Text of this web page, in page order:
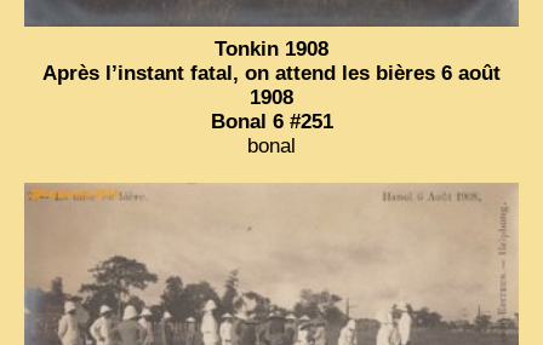
Tonkin 1908
Après l’instant fatal, on attend les bières 6 août
1908
Bonal 6 #251
bonal